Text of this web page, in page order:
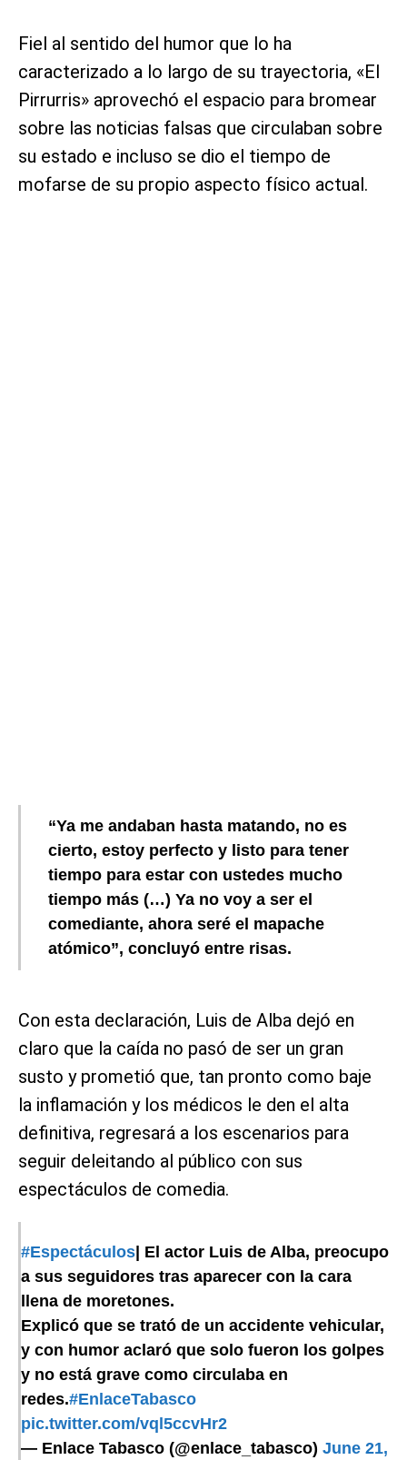
Fiel al sentido del humor que lo ha
caracterizado a lo largo de su trayectoria, «El
Pirrurris» aprovechó el espacio para bromear
sobre las noticias falsas que circulaban sobre
su estado e incluso se dio el tiempo de
mofarse de su propio aspecto físico actual.
“Ya me andaban hasta matando, no es
cierto, estoy perfecto y listo para tener
tiempo para estar con ustedes mucho
tiempo más (…) Ya no voy a ser el
comediante, ahora seré el mapache
atómico”, concluyó entre risas.
Con esta declaración, Luis de Alba dejó en
claro que la caída no pasó de ser un gran
susto y prometió que, tan pronto como baje
la inflamación y los médicos le den el alta
definitiva, regresará a los escenarios para
seguir deleitando al público con sus
espectáculos de comedia.
#Espectáculos| El actor Luis de Alba, preocupo
a sus seguidores tras aparecer con la cara
llena de moretones.
Explicó que se trató de un accidente vehicular,
y con humor aclaró que solo fueron los golpes
y no está grave como circulaba en
redes.#EnlaceTabasco
pic.twitter.com/vql5ccvHr2
— Enlace Tabasco (@enlace_tabasco) June 21,